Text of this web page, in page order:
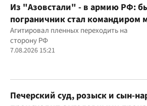
Из "Азовстали" - в армию РФ:
пограничник стал командиром
расчета оккупантов
Агитировал пленных переходить на
сторону РФ
7.08.2026 15:21
Печерский суд, розыск и сын-